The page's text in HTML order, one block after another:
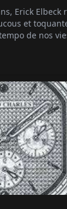
Erick Elbeck
et
de nos